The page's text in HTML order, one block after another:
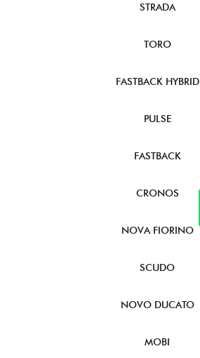
STRADA
TORO
FASTBACK HYBRID
PULSE
FASTBACK
CRONOS
NOVA FIORINO
SCUDO
NOVO DUCATO
MOBI